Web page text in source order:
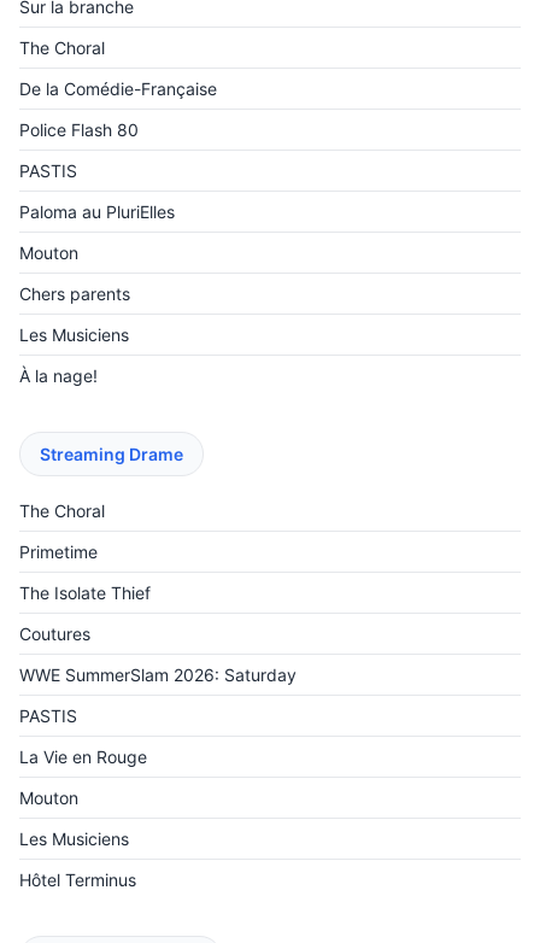
Sur la branche
The Choral
De la Comédie-Française
Police Flash 80
PASTIS
Paloma au PluriElles
Mouton
Chers parents
Les Musiciens
À la nage!
Streaming Drame
The Choral
Primetime
The Isolate Thief
Coutures
WWE SummerSlam 2026: Saturday
PASTIS
La Vie en Rouge
Mouton
Les Musiciens
Hôtel Terminus